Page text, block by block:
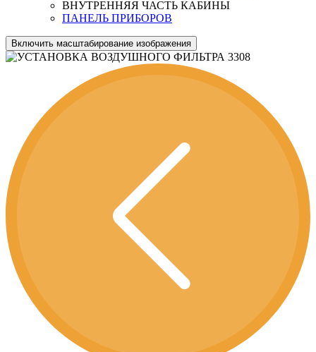
ВНУТРЕННЯЯ ЧАСТЬ КАБИНЫ
ПАНЕЛЬ ПРИБОРОВ
Включить масштабирование изображения